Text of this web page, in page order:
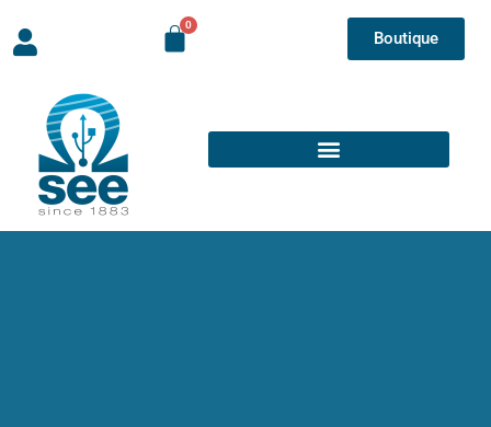
Boutique